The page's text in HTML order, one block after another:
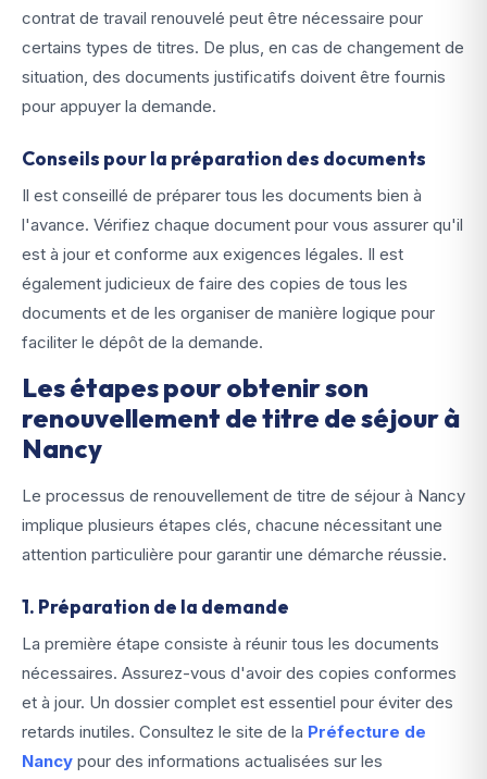
contrat de travail renouvelé peut être nécessaire pour
certains types de titres. De plus, en cas de changement de
situation, des documents justificatifs doivent être fournis
pour appuyer la demande.
Conseils pour la préparation des documents
Il est conseillé de préparer tous les documents bien à
l'avance. Vérifiez chaque document pour vous assurer qu'il
est à jour et conforme aux exigences légales. Il est
également judicieux de faire des copies de tous les
documents et de les organiser de manière logique pour
faciliter le dépôt de la demande.
Les étapes pour obtenir son
renouvellement de titre de séjour à
Nancy
Le processus de renouvellement de titre de séjour à Nancy
implique plusieurs étapes clés, chacune nécessitant une
attention particulière pour garantir une démarche réussie.
1. Préparation de la demande
La première étape consiste à réunir tous les documents
nécessaires. Assurez-vous d'avoir des copies conformes
et à jour. Un dossier complet est essentiel pour éviter des
retards inutiles. Consultez le site de la Préfecture de
Nancy pour des informations actualisées sur les